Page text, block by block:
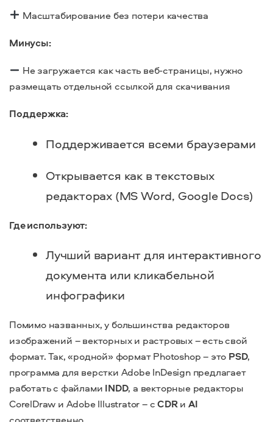
Масштабирование без потери качества
Минусы:
Не загружается как часть веб-страницы, нужно
размещать отдельной ссылкой для скачивания
Поддержка:
Поддерживается всеми браузерами
Открывается как в текстовых
редакторах (MS Word, Google Docs)
Где используют:
Лучший вариант для интерактивного
документа или кликабельной
инфографики
Помимо названных, у большинства редакторов
изображений – векторных и растровых – есть свой
формат. Так, «родной» формат Photoshop – это PSD,
программа для верстки Adobe InDesign предлагает
работать с файлами INDD, а векторные редакторы
CorelDraw и Adobe Illustrator – сCDRиAI